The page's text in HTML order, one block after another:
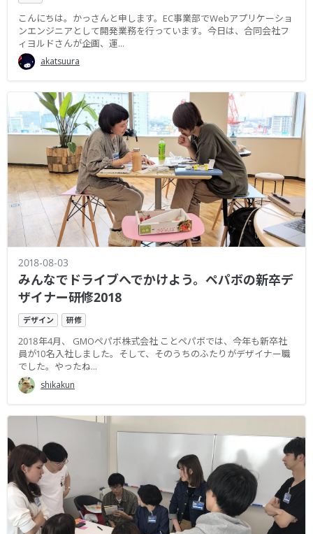
こんにちは。かっさんと申します。EC事業部でWebアプリケーショ
ンエンジニアとして開発業務を行っています。今日は、合同会社フ
ィヨルドさんが企画、運...
akatsuura
2018-08-03
みんなでドライブへでかけよう。ペパボの新卒デ
ザイナー研修2018
デザイン 研修
2018年4月、 GMOペパボ株式会社 ことペパボでは、今年も新卒社
員が10名入社しました。そして、そのうちのふたりがデザイナー職
でした。やったね...
shikakun